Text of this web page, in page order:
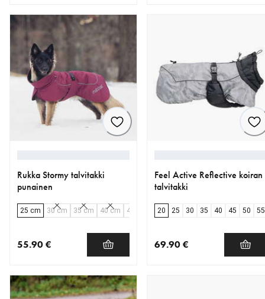
Rukka Stormy talvitakki
punainen
25 cm 30 cm 35 cm 40 cm 45 cm 50 cm 55 cm 60 cm 65 cm
55.90 €
Feel Active Reflective koiran
talvitakki
20 25 30 35 40 45 50 55
69.90 €